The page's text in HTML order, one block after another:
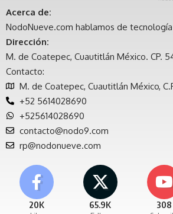
Acerca de:
NodoNueve.com hablamos de
Dirección:
M. de Coatepec, Cuautitlán México. CP.
Contacto:
M. de Coatepec, Cuautitlán México,
+52 5614028690
+525614028690
contacto@nodo9.com
rp@nodonueve.com
20K 65.9K 308